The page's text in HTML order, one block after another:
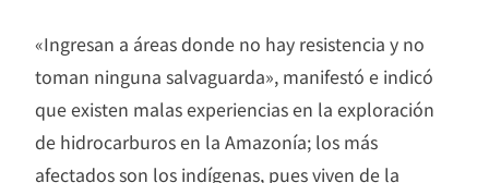
«Ingresan a áreas donde no hay resistencia y no
toman ninguna salvaguarda», manifestó e indicó
que existen malas experiencias en la exploración
de hidrocarburos en la Amazonía; los más
afectados son los indígenas, pues viven de la